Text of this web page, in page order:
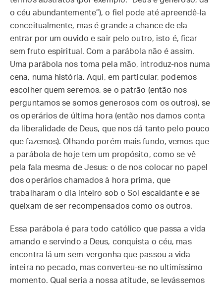
o céu abundantemente”), o fiel pode até apreendê-la
conceitualmente, mas é grande a chance de ela
entrar por um ouvido e sair pelo outro, isto é, ficar
sem fruto espiritual. Com a parábola não é assim.
Uma parábola nos toma pela mão, introduz-nos numa
cena, numa história. Aqui, em particular, podemos
escolher quem seremos, se o patrão (então nos
perguntamos se somos generosos com os outros), se
os operários de última hora (então nos damos conta
da liberalidade de Deus, que nos dá tanto pelo pouco
que fazemos). Olhando porém mais fundo, vemos que
a parábola de hoje tem um propósito, como se vê
pela fala mesma de Jesus: o de nos colocar no papel
dos operários chamados à hora prima, que
trabalharam o dia inteiro sob o Sol escaldante e se
queixam de ser recompensados como os outros.
Essa parábola é para todo católico que passa a vida
amando e servindo a Deus, conquista o céu, mas
encontra lá um sem-vergonha que passou a vida
inteira no pecado, mas converteu-se no ultimíssimo
momento. Qual seria a nossa atitude, se levássemos